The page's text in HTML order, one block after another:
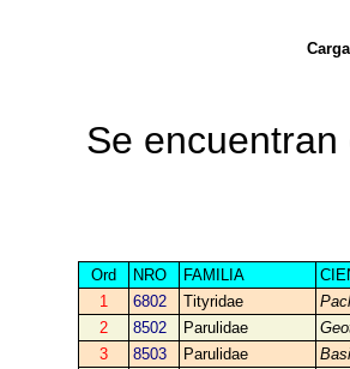
Se encuentran
Ord NRO FAMILIA
1
6802 Tityridae
2
8502 Parulidae
3
8503 Parulidae